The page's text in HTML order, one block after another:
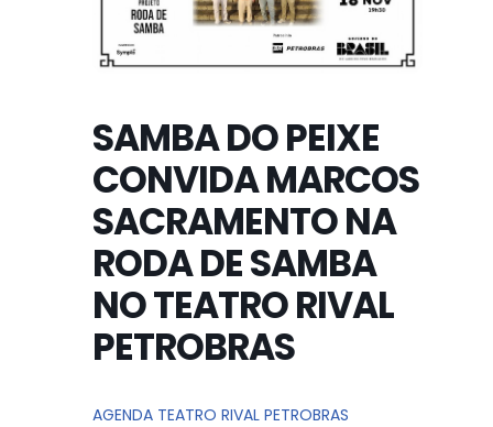
SAMBA DO PEIXE
CONVIDA MARCOS
SACRAMENTO NA
RODA DE SAMBA
NO TEATRO RIVAL
PETROBRAS
AGENDA TEATRO RIVAL PETROBRAS